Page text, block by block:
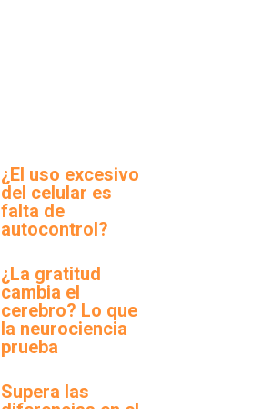
¿El uso excesivo
del celular es
falta de
autocontrol?
¿La gratitud
cambia el
cerebro? Lo que
la neurociencia
prueba
Supera las